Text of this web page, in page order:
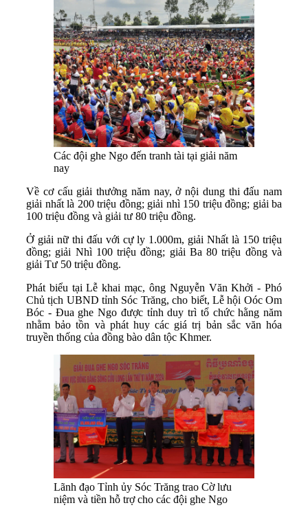
Các đội ghe Ngo đến tranh tài tại giải năm
nay
Về cơ cấu giải thưởng năm nay, ở nội dung thi đấu nam
giải nhất là 200 triệu đồng; giải nhì 150 triệu đồng; giải ba
100 triệu đồng và giải tư 80 triệu đồng.
Ở giải nữ thi đấu với cự ly 1.000m, giải Nhất là 150 triệu
đồng; giải Nhì 100 triệu đồng; giải Ba 80 triệu đồng và
giải Tư 50 triệu đồng.
Phát biểu tại Lễ khai mạc, ông Nguyễn Văn Khởi - Phó
Chủ tịch UBND tỉnh Sóc Trăng, cho biết, Lễ hội Oóc Om
Bóc - Đua ghe Ngo được tỉnh duy trì tổ chức hằng năm
nhằm bảo tồn và phát huy các giá trị bản sắc văn hóa
truyền thống của đồng bào dân tộc Khmer.
Lãnh đạo Tỉnh ủy Sóc Trăng trao Cờ lưu
niệm và tiền hỗ trợ cho các đội ghe Ngo